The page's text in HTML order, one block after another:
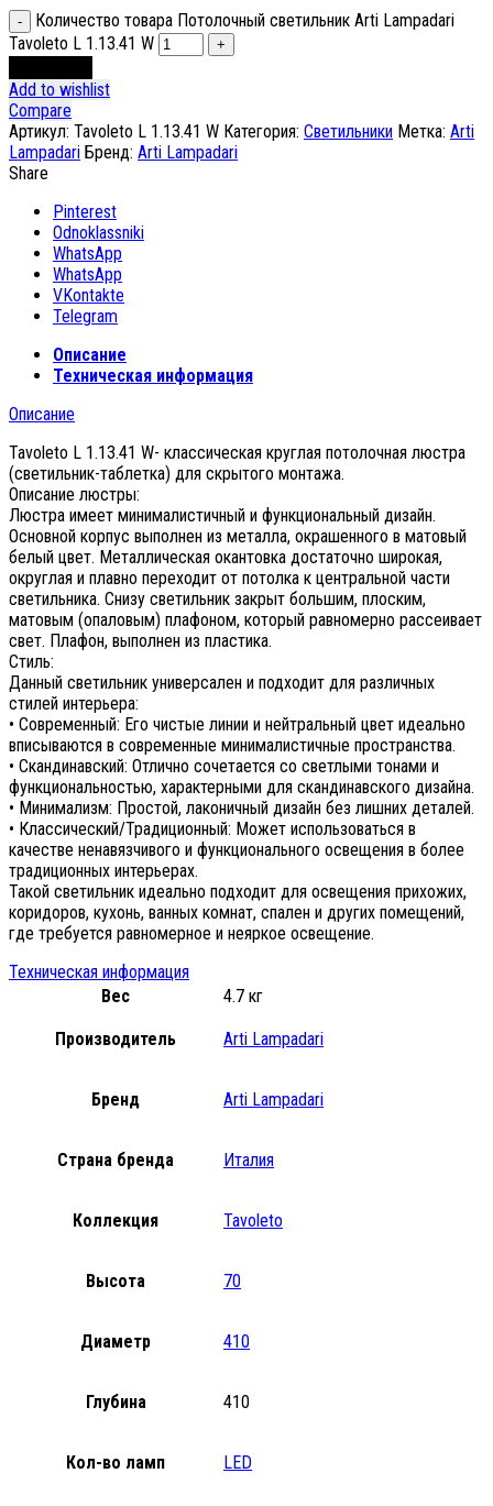
Количество товара Потолочный светильник Arti Lampadari
Tavoleto L 1.13.41 W
Add to wishlist
Compare
Артикул: Tavoleto L 1.13.41 W Категория: Светильники Метка: Arti
Lampadari Бренд: Arti Lampadari
Share
Pinterest
Odnoklassniki
WhatsApp
WhatsApp
VKontakte
Telegram
Описание
Техническая информация
Описание
Tavoleto L 1.13.41 W- классическая круглая потолочная люстра
(светильник-таблетка) для скрытого монтажа.
Описание люстры:
Люстра имеет минималистичный и функциональный дизайн.
Основной корпус выполнен из металла, окрашенного в матовый
белый цвет. Металлическая окантовка достаточно широкая,
округлая и плавно переходит от потолка к центральной части
светильника. Снизу светильник закрыт большим, плоским,
матовым (опаловым) плафоном, который равномерно рассеивает
свет. Плафон, выполнен из пластика.
Стиль:
Данный светильник универсален и подходит для различных
стилей интерьера:
• Современный: Его чистые линии и нейтральный цвет идеально
вписываются в современные минималистичные пространства.
• Скандинавский: Отлично сочетается со светлыми тонами и
функциональностью, характерными для скандинавского дизайна.
• Минимализм: Простой, лаконичный дизайн без лишних деталей.
• Классический/Традиционный: Может использоваться в
качестве ненавязчивого и функционального освещения в более
традиционных интерьерах.
Такой светильник идеально подходит для освещения прихожих,
коридоров, кухонь, ванных комнат, спален и других помещений,
где требуется равномерное и неяркое освещение.
Техническая информация
Вес
4.7 кг
Производитель Arti Lampadari
Бренд Arti Lampadari
Страна бренда Италия
Коллекция Tavoleto
Высота 70
Диаметр 410
Глубина 410
Кол-во ламп LED